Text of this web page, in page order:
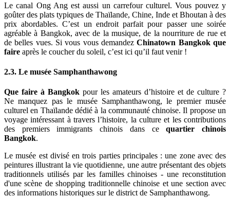
Le canal Ong Ang est aussi un carrefour culturel. Vous pouvez y
goûter des plats typiques de Thaïlande, Chine, Inde et Bhoutan à des
prix abordables. C’est un endroit parfait pour passer une soirée
agréable à Bangkok, avec de la musique, de la nourriture de rue et
de belles vues. Si vous vous demandezChinatown Bangkok que
faire après le coucher du soleil, c’est ici qu’il faut venir !
2.3. Le musée Samphanthawong
Que faire à Bangkok pour les amateurs d’histoire et de culture ?
Ne manquez pas le musée Samphanthawong, le premier musée
culturel en Thaïlande dédié à la communauté chinoise. Il propose un
voyage intéressant à travers l’histoire, la culture et les contributions
des premiers immigrants chinois dans cequartier chinois
Bangkok.
Le musée est divisé en trois parties principales : une zone avec des
peintures illustrant la vie quotidienne, une autre présentant des objets
traditionnels utilisés par les familles chinoises - une reconstitution
d'une scène de shopping traditionnelle chinoise et une section avec
des informations historiques sur le district de Samphanthawong.